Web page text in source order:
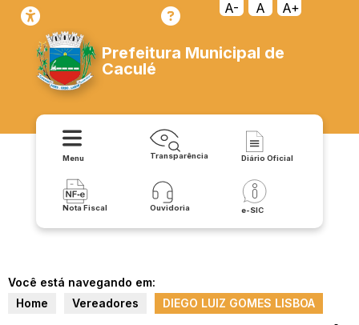
A- A A+
Prefeitura Municipal de
Caculé
Menu Transparência Diário Oficial
Nota Fiscal Ouvidoria e-SIC
Você está navegando em:
Home
Vereadores DIEGO LUIZ GOMES LISBOA